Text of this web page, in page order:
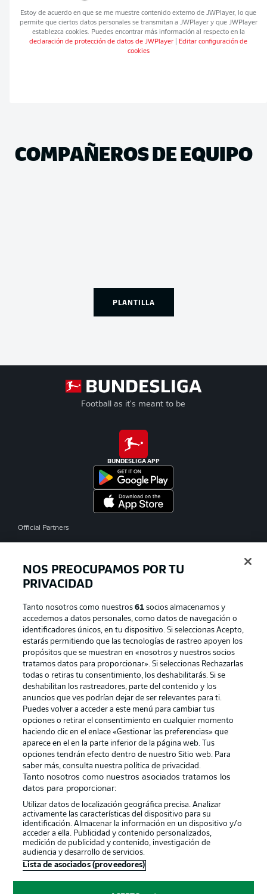
Estoy de acuerdo en que se me muestre contenido externo de JWPlayer, lo que
permite que ciertos datos personales se transmitan a JWPlayery que JWPlayer
establezca cookies. Puedes encontrar más información al respecto en la
declaración de protección de datos de JWPlayer
Editar configuración de
cookies
COMPAÑEROS DE EQUIPO
PLANTILLA
Football as it's meant to be
BUNDESLIGA APP
Official Partners
Publicidad Aviso legal
Gestionar las preferencias Declaracion de privacidad
Canales Trabajos
Jugadores Condiciones de uso
Sello Editorial Contacto
© 2026 Bundesliga-Gruppe GmbH
Elegir idioma
NOS PREOCUPAMOS POR TU
PRIVACIDAD
Tanto nosotros como nuestros61 socios almacenamos y
accedemos a datos personales, como datos de navegación o
identificadores únicos, en tu dispositivo. Si seleccionas Acepto,
estarás permitiendo que las tecnologías de rastreo apoyen los
propósitos que se muestran en «nosotros y nuestros socios
tratamos datos para proporcionar». Si seleccionas Rechazarlas
todas o retiras tu consentimiento, los deshabilitarás. Si se
deshabilitan los rastreadores, parte del contenido y los
anuncios que ves podrían dejar de ser relevantes para ti.
Puedes volver a acceder a este menú para cambiar tus
opciones o retirar el consentimiento en cualquier momento
haciendo clic en el enlace «Gestionar las preferencias» que
aparece en el en la parte inferior de la página web. Tus
opciones tendrán efecto dentro de nuestro Sitio web. Para
saber más, consulta nuestra política de privacidad.
Tanto nosotros como nuestros asociados tratamos los
datos para proporcionar:
Utilizar datos de localización geográfica precisa. Analizar
activamente las características del dispositivo para su
identificación. Almacenar la información en un dispositivo y/o
acceder a ella. Publicidad y contenido personalizados,
medición de publicidad y contenido, investigación de
audiencia y desarrollo de servicios.
Lista de asociados (proveedores)